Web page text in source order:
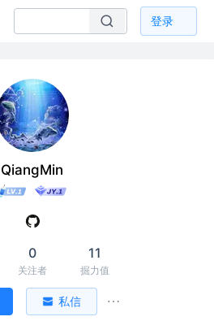
登录
QiangMin
0
关注者
11
掘力值
私信